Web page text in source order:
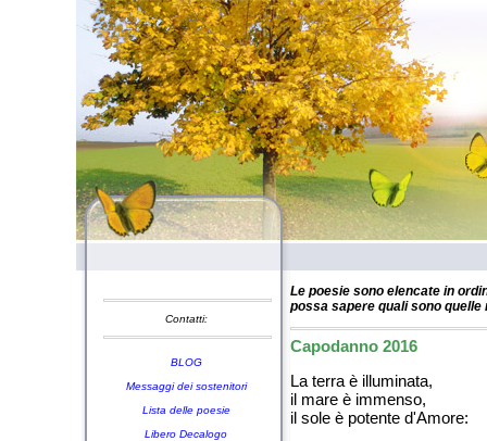
Contatti:
BLOG
Messaggi dei sostenitori
Lista delle poesie
Libero Decalogo
Le poesie sono elencate in
possa sapere quali sono
Capodanno 2016
La terra è illuminata,
il mare è immenso,
il sole è potente d'Amore: